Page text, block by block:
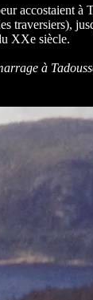
accostaient à
traversiers),
XXe siècle.
à